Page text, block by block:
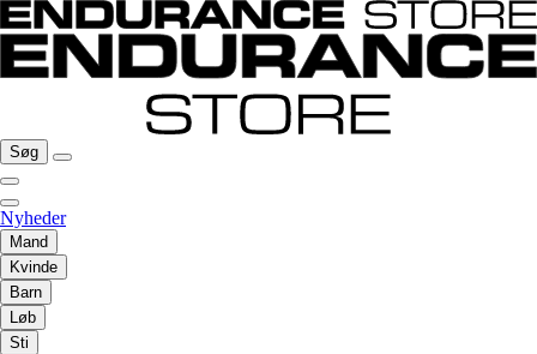
Søg
Nyheder
Mand
Kvinde
Barn
Løb
Sti